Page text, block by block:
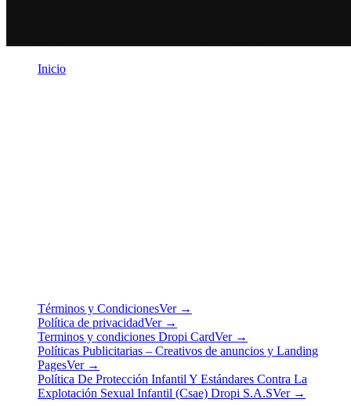
Inicio
Términos y CondicionesVer →
Política de privacidadVer →
Terminos y condiciones Dropi CardVer →
Políticas Publicitarias – Creativos de anuncios y Landing
PagesVer →
Política De Protección Infantil Y Estándares Contra La
Explotación Sexual Infantil (Csae) Dropi S.A.SVer →